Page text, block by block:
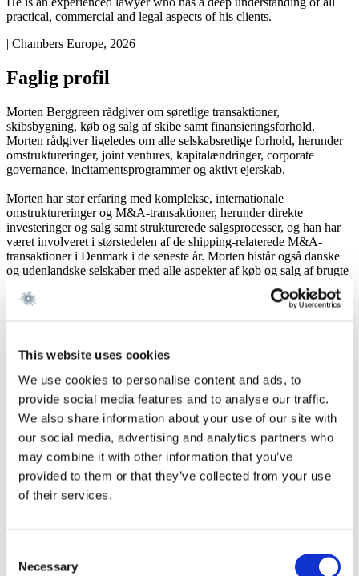
This website uses cookies
We use cookies to personalise content and ads, to
provide social media features and to analyse our traffic.
We also share information about your use of our site with
our social media, advertising and analytics partners who
may combine it with other information that you’ve
provided to them or that they’ve collected from your use
of their services.
Selection
Necessary
practical, commercial and legal aspects of his clients.
| Chambers Europe, 2026
Faglig profil
Morten Berggreen rådgiver om søretlige transaktioner,
skibsbygning, køb og salg af skibe samt finansieringsforhold.
Morten rådgiver ligeledes om alle selskabsretlige forhold, herunder
omstruktureringer, joint ventures, kapitalændringer, corporate
governance, incitamentsprogrammer og aktivt ejerskab.
Morten har stor erfaring med komplekse, internationale
omstruktureringer og M&A-transaktioner, herunder direkte
investeringer og salg samt strukturerede salgsprocesser, og han har
været involveret i størstedelen af de shipping-relaterede M&A-
transaktioner i Denmark i de seneste år. Morten bistår også danske
og udenlandske selskaber med alle aspekter af køb og salg af brugte
fartøjer samt med forhandlingen af nybygningskontrakter, og han er
anerkendt for sin evne til at trække på sin finansielle baggrund og
kommercielle indsigt. Derudover omfatter Mortens ekspertise
Karriere og Uddannelse
Karriere
Uddannelse
Cand.merc.aud., Copenhagen Business School 2012